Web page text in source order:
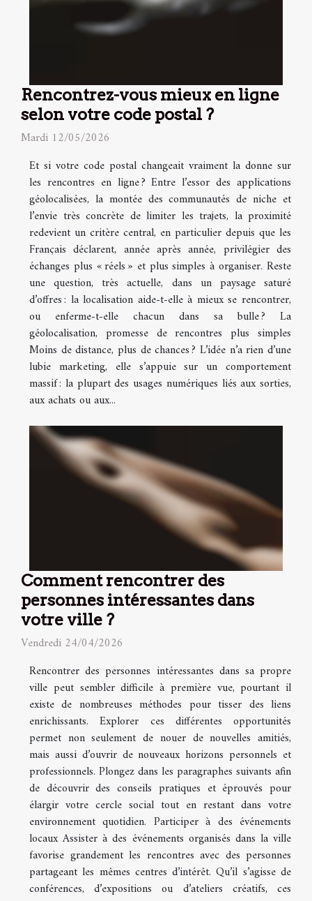
Rencontrez-vous mieux en ligne
selon votre code postal ?
Mardi 12/05/2026
Et si votre code postal changeait vraiment la donne sur
les rencontres en ligne ? Entre l’essor des applications
géolocalisées, la montée des communautés de niche et
l’envie très concrète de limiter les trajets, la proximité
redevient un critère central, en particulier depuis que les
Français déclarent, année après année, privilégier des
échanges plus « réels » et plus simples à organiser. Reste
une question, très actuelle, dans un paysage saturé
d’offres : la localisation aide-t-elle à mieux se rencontrer,
ou enferme-t-elle chacun dans sa bulle ? La
géolocalisation, promesse de rencontres plus simples
Moins de distance, plus de chances ? L’idée n’a rien d’une
lubie marketing, elle s’appuie sur un comportement
massif : la plupart des usages numériques liés aux sorties,
aux achats ou aux...
Comment rencontrer des
personnes intéressantes dans
votre ville ?
Vendredi 24/04/2026
Rencontrer des personnes intéressantes dans sa propre
ville peut sembler difficile à première vue, pourtant il
existe de nombreuses méthodes pour tisser des liens
enrichissants. Explorer ces différentes opportunités
permet non seulement de nouer de nouvelles amitiés,
mais aussi d’ouvrir de nouveaux horizons personnels et
professionnels. Plongez dans les paragraphes suivants afin
de découvrir des conseils pratiques et éprouvés pour
élargir votre cercle social tout en restant dans votre
environnement quotidien. Participer à des événements
locaux Assister à des événements organisés dans la ville
favorise grandement les rencontres avec des personnes
partageant les mêmes centres d’intérêt. Qu’il s’agisse de
conférences, d’expositions ou d’ateliers créatifs, ces